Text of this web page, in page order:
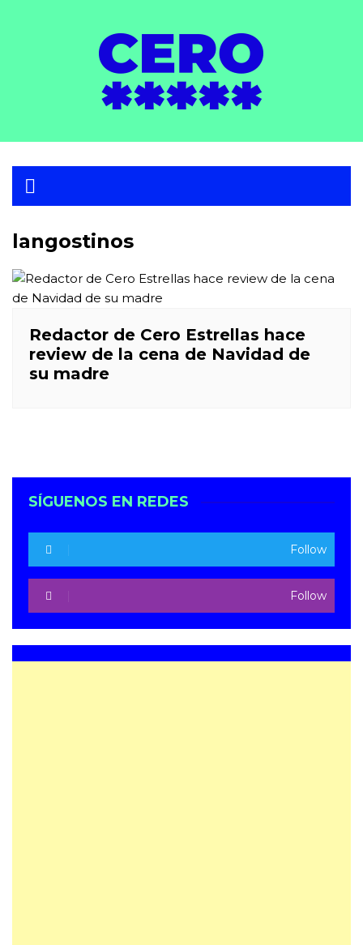
langostinos
Redactor de Cero Estrellas hace
review de la cena de Navidad de
su madre
SÍGUENOS EN REDES
Follow
Follow